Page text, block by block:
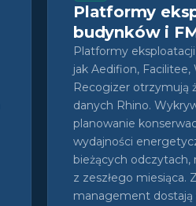
Platformy
budynków i
Platformy
jak Aedifion, Facilitee,
Recogizer otrzymują
danych Rhino.
planowanie
wydajności
bieżących odczytach,
z zeszłego miesiąca.
management